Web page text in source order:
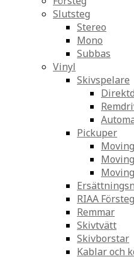
Slutsteg
Stereo
Mono
Subbas
Vinyl
Skivspelare
Pickuper
RIAA Försteg
Remmar
Skivtvätt
Skivborstar
Kablar och